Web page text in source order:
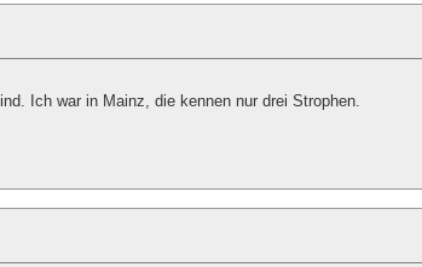
Ich war in Mainz, die kennen nur drei Strophen.